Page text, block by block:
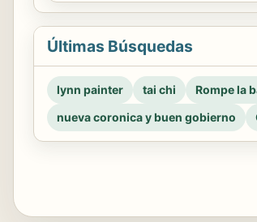
Últimas Búsquedas
lynn painter tai chi Rompe la
nueva coronica y buen gobierno